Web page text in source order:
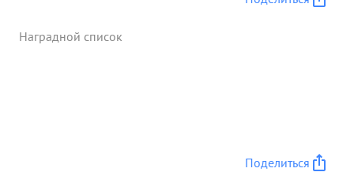
Наградной список
Поделиться